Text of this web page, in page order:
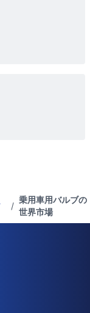
/
乗用車用バルブの
世界市場